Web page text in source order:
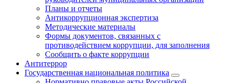
Планы и отчеты
Антикоррупционная экспертиза
Методические материалы
Формы документов, связанных с
противодействием коррупции, для заполнения
Сообщить о факте коррупции
Антитеррор
Государственная национальная политика